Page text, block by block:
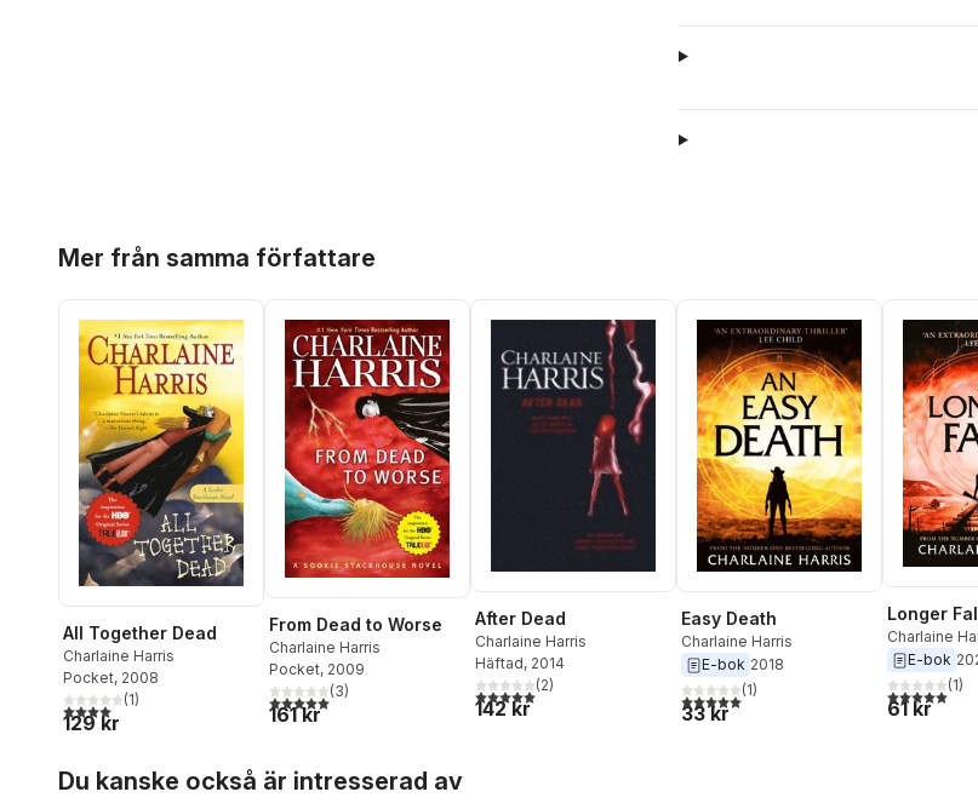
Mer från samma författare
All Together Dead
Charlaine Harris
Pocket, 2008
4,0utav 5 stjärnor. Totalt antal röster:
(1)
129 kr
From Dead to Worse
Charlaine Harris
Pocket, 2009
5,0utav 5 stjärnor. Totalt antal röster:
(3)
161 kr
After Dead
Charlaine Harris
Häftad, 2014
5,0utav 5 stjärnor. Totalt antal röster:
(2)
142 kr
Easy Death
Charlaine Harris
E-bok 2018
5,0utav 5 stjärnor. Totalt antal röster:
(1)
33 kr
Longer
Charlaine
E-bok
5,0utav 5(1)
61 kr
Du kanske också är intresserad av